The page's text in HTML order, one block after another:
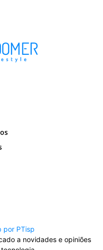
por PTisp
a novidades e opiniões